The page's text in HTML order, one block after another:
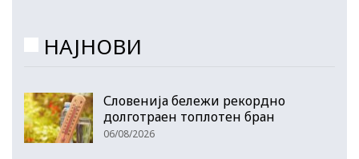
НАЈНОВИ
Словенија бележи рекордно
долготраен топлотен бран
06/08/2026